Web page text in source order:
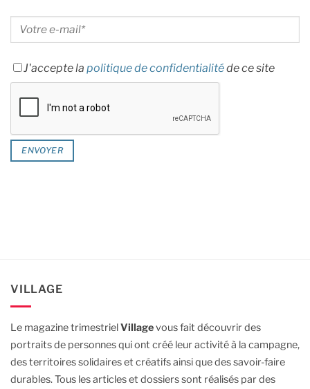
J'accepte la politique de confidentialitéde ce site
VILLAGE
Le magazine trimestrielVillagevous fait découvrir des
portraits de personnes qui ont créé leur activité à la campagne,
des territoires solidaires et créatifs ainsi que des savoir-faire
durables.Tous les articles et dossiers sont réalisés par des